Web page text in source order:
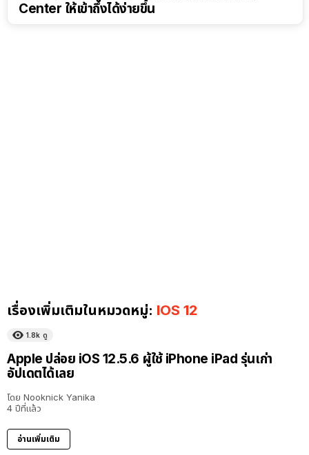
Center ให้เข้าถึงได้ง่ายขึ้น
เรื่องเพิ่มเติมในหมวดหมู่: IOS 12
1.8k ดู
Apple ปล่อย iOS 12.5.6 ผู้ใช้ iPhone iPad รุ่นเก่า
อัปเดตได้เลย
โดย Nooknick Yanika
4 ปีที่แล้ว
อ่านเพิ่มเติม